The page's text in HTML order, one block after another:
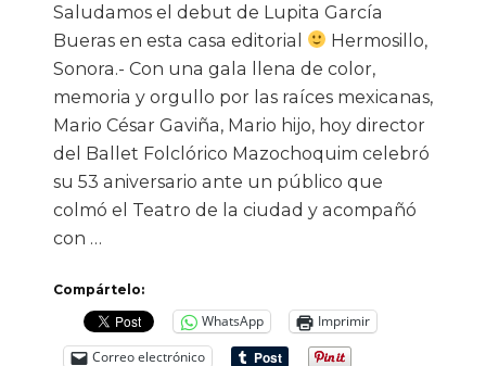
Saludamos el debut de Lupita García
Bueras en esta casa editorial
Hermosillo,
Sonora.- Con una gala llena de color,
memoria y orgullo por las raíces mexicanas,
Mario César Gaviña, Mario hijo, hoy director
del Ballet Folclórico Mazochoquim celebró
su 53 aniversario ante un público que
colmó el Teatro de la ciudad y acompañó
con …
Compártelo:
WhatsApp
Imprimir
Correo electrónico